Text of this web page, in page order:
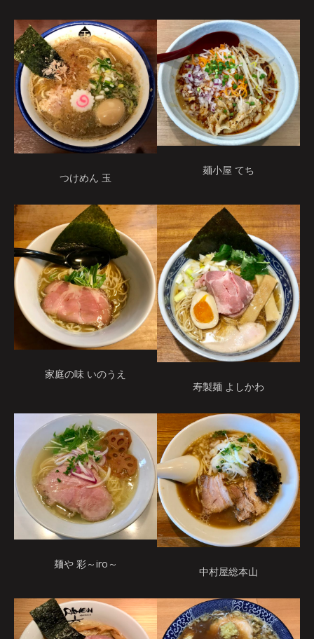
つけめん 玉
麺小屋 てち
家庭の味 いのうえ
寿製麺 よしかわ
麺や 彩～iro～
中村屋総本山